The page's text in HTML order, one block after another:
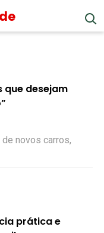
que desejam
novos carros,
prática e